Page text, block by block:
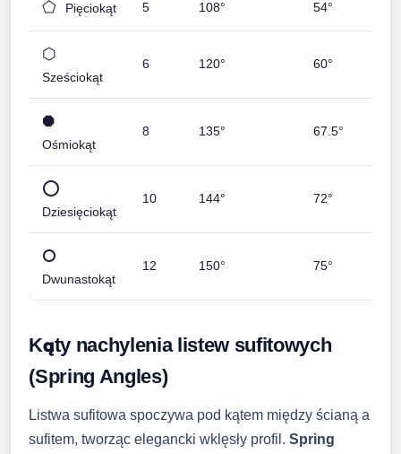
⬠ Pięciokąt 5 108° 54°
⬡
Sześciokąt
6 120° 60°
⯃
Ośmiokąt
8 135° 67.5°
⭕
Dziesięciokąt
10 144° 72°
⭘
Dwunastokąt
12 150° 75°
Kąty nachylenia listew sufitowych
(Spring Angles)
Listwa sufitowa spoczywa pod kątem między ścianą a
sufitem, tworząc elegancki wklęsły profil.Spring